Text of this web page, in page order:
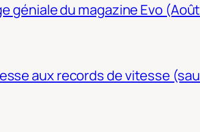
géniale du magazine Evo
aux records de vitesse